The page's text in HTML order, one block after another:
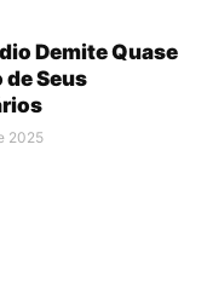
Demite Quase
de Seus
2025